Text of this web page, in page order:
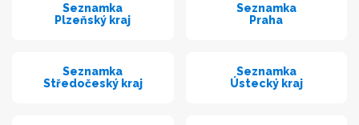
Seznamka
Plzeňský kraj
Seznamka
Praha
Seznamka
Středočeský kraj
Seznamka
Ústecký kraj